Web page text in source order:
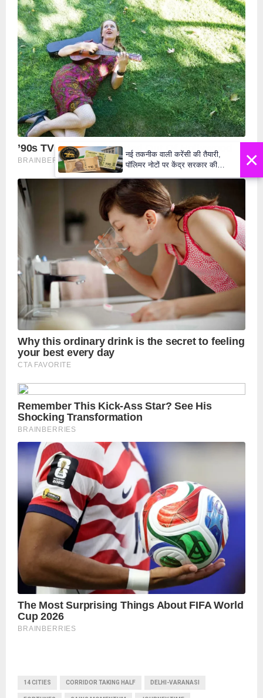
14 CITIES CORRIDOR TAKING HALF DELHI-VARANASI
×
नई तकनीक वाली करेंसी की तैयारी,
पॉलिमर नोटों पर केंद्र सरकार की
₹10 और ₹20 के नोट - Daily Lok
Manch PM Modi U